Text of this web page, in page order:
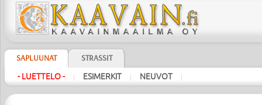
SAPLUUNAT STRASSIT
- LUETTELO - | ESIMERKIT | NEUVOT |